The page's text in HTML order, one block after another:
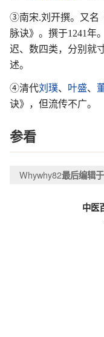
③南宋.刘开撰。又名
脉诀》。撰于1241年
迟、数四类，分别就
述。
④清代刘璞、 叶盛、
诀》，但流传不广。
参看
Whywhy82最后编辑
中医